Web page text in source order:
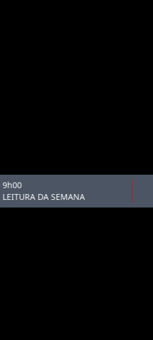
9h00
LEITURA DA SEMANA